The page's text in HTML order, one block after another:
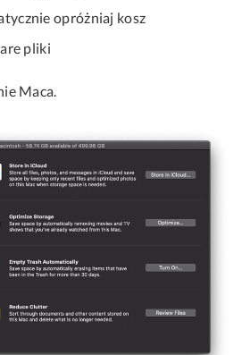
opróżniaj kosz
pliki
Maca.